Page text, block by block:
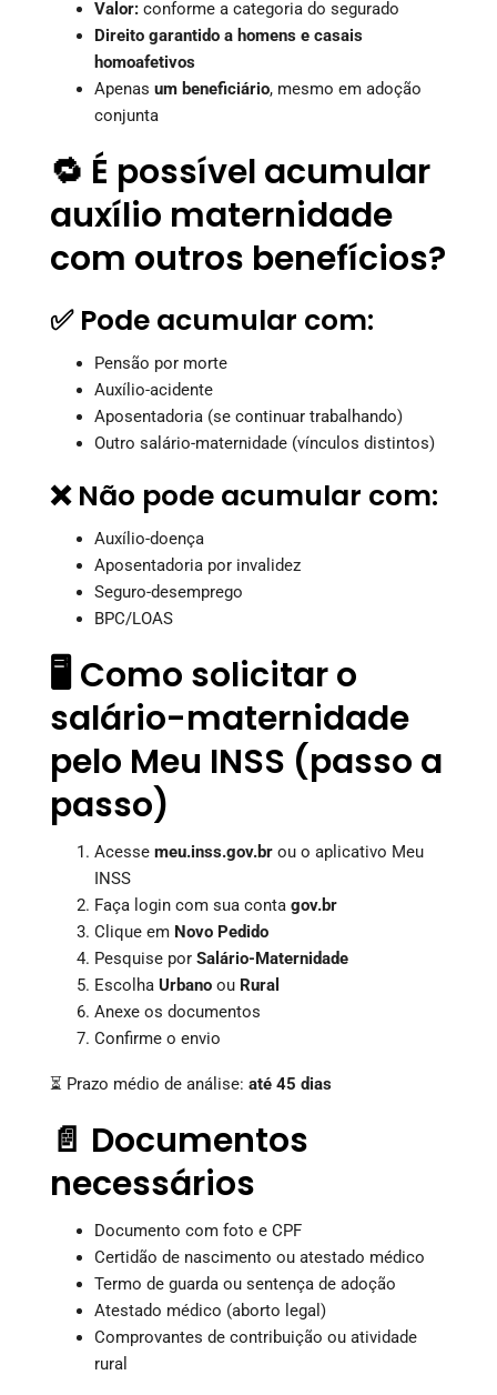
Valor: conforme a categoria do segurado
Direito garantido a homens e casais
homoafetivos
Apenas um beneficiário, mesmo em adoção
conjunta
🔁 É possível acumular
auxílio maternidade
com outros benefícios?
✅ Pode acumular com:
Pensão por morte
Auxílio-acidente
Aposentadoria (se continuar trabalhando)
Outro salário-maternidade (vínculos distintos)
❌ Não pode acumular com:
Auxílio-doença
Aposentadoria por invalidez
Seguro-desemprego
BPC/LOAS
🖥️ Como solicitar o
salário-maternidade
pelo Meu INSS (passo a
passo)
Acesse meu.inss.gov.br ou o aplicativo Meu
INSS
Faça login com sua conta gov.br
Clique em Novo Pedido
Pesquise por Salário-Maternidade
Escolha Urbano ou Rural
Anexe os documentos
Confirme o envio
⏳ Prazo médio de análise: até 45 dias
📄 Documentos
necessários
Documento com foto e CPF
Certidão de nascimento ou atestado médico
Termo de guarda ou sentença de adoção
Atestado médico (aborto legal)
Comprovantes de contribuição ou atividade
rural